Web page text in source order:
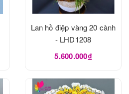
Lan hồ điệp vàng 20 cành
- LHD1208
5.600.000₫